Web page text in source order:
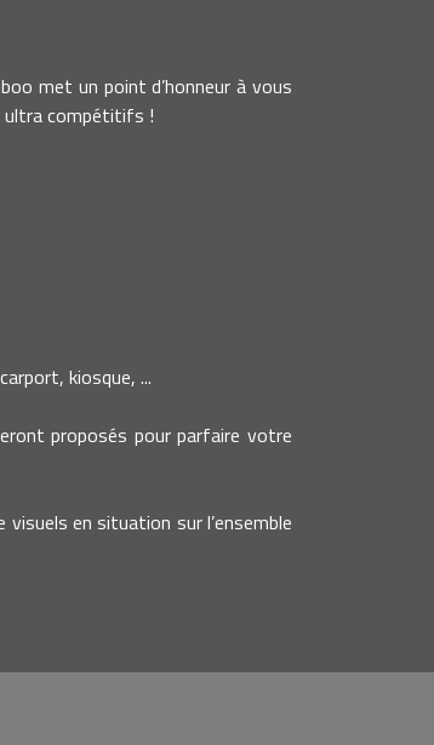
met un point d’honneur à vous
ultra compétitifs !
kiosque, ...
proposés pour parfaire votre
en situation sur l’ensemble